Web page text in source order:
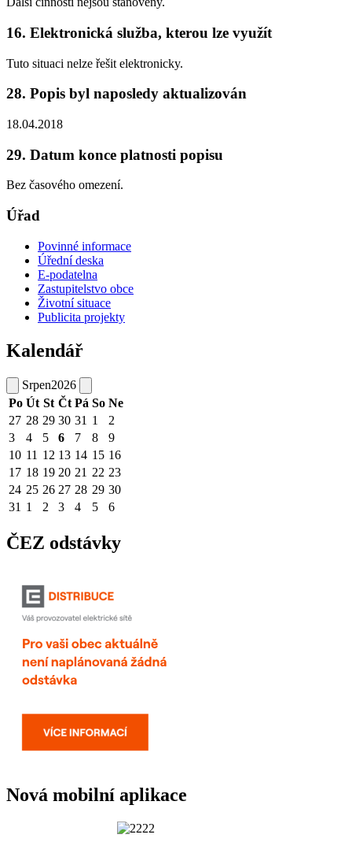
16. Elektronická služba, kterou lze využít
Tuto situaci nelze řešit elektronicky.
28. Popis byl naposledy aktualizován
18.04.2018
29. Datum konce platnosti popisu
Bez časového omezení.
Úřad
Povinné informace
Úřední deska
E-podatelna
Zastupitelstvo obce
Životní situace
Publicita projekty
Kalendář
Srpen2026
Po Út St Čt Pá So Ne
27 28 29 30 31 1
2
3
4 5 6 7 8
9
10 11 12 13 14 15 16
17 18 19 20 21 22 23
24 25 26 27 28 29 30
31 1 2 3 4 5 6
ČEZ odstávky
Nová mobilní aplikace